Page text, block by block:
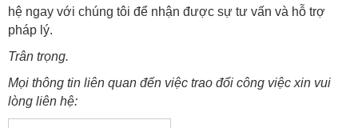
hệ ngay với chúng tôi để nhận được sự tư vấn và hỗ trợ
pháp lý.
Trân trọng.
Mọi thông tin liên quan đến việc trao đổi công việc xin vui
lòng liên hệ: